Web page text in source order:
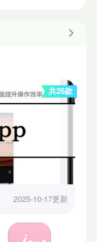
共26款
2025-10-17更新